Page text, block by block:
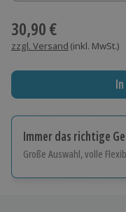
30,90 €
zzgl. Versand (inkl. MwSt.)
Immer das richtige
Große Auswahl, volle